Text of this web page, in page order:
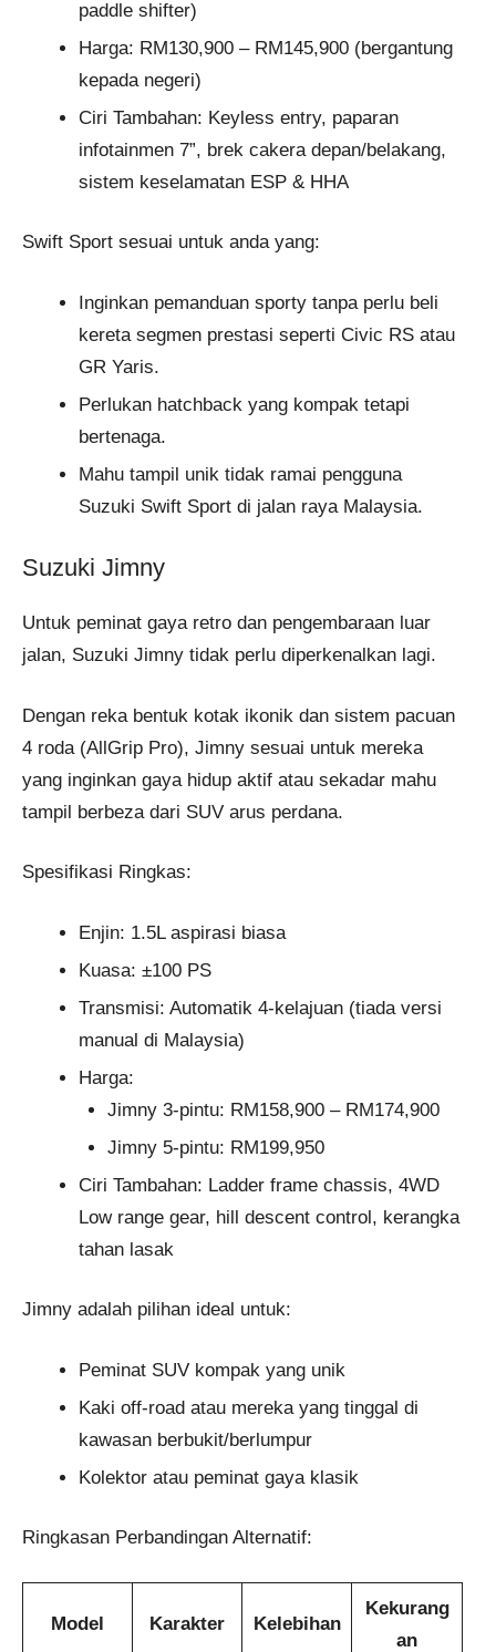
paddle shifter)
Harga: RM130,900 – RM145,900 (bergantung
kepada negeri)
Ciri Tambahan: Keyless entry, paparan
infotainmen 7”, brek cakera depan/belakang,
sistem keselamatan ESP & HHA
Swift Sport sesuai untuk anda yang:
Inginkan pemanduan sporty tanpa perlu beli
kereta segmen prestasi seperti Civic RS atau
GR Yaris.
Perlukan hatchback yang kompak tetapi
bertenaga.
Mahu tampil unik tidak ramai pengguna
Suzuki Swift Sport di jalan raya Malaysia.
Suzuki Jimny
Untuk peminat gaya retro dan pengembaraan luar
jalan, Suzuki Jimny tidak perlu diperkenalkan lagi.
Dengan reka bentuk kotak ikonik dan sistem pacuan
4 roda (AllGrip Pro), Jimny sesuai untuk mereka
yang inginkan gaya hidup aktif atau sekadar mahu
tampil berbeza dari SUV arus perdana.
Spesifikasi Ringkas:
Enjin: 1.5L aspirasi biasa
Kuasa: ±100 PS
Transmisi: Automatik 4-kelajuan (tiada versi
manual di Malaysia)
Harga:
Jimny 3-pintu: RM158,900 – RM174,900
Jimny 5-pintu: RM199,950
Ciri Tambahan: Ladder frame chassis, 4WD
Low range gear, hill descent control, kerangka
tahan lasak
Jimny adalah pilihan ideal untuk:
Peminat SUV kompak yang unik
Kaki off-road atau mereka yang tinggal di
kawasan berbukit/berlumpur
Kolektor atau peminat gaya klasik
Ringkasan Perbandingan Alternatif:
Model Karakter Kelebihan
Kekurang
an